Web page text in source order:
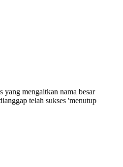
mengaitkan nama besar
telah sukses 'menutup